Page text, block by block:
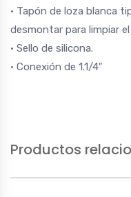
• Tapón de loza blanca
desmontar para limpiar
• Sello de silicona.
• Conexión de 1.1/4″
Productos